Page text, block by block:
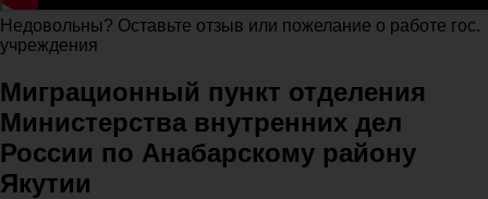
Недовольны? Оставьте отзыв или пожелание о работе гос.
учреждения
Миграционный пункт отделения
Министерства внутренних дел
России по Анабарскому району
Якутии